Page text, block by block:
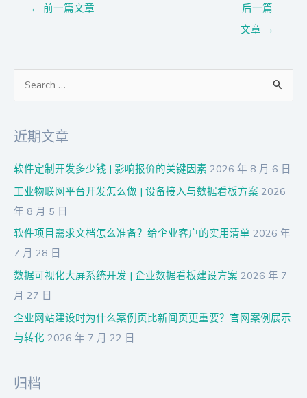
← 前一篇文章
后一篇
文章 →
：
近期文章
软件定制开发多少钱 | 影响报价的关键因素 2026 年 8 月 6 日
工业物联网平台开发怎么做 | 设备接入与数据看板方案 2026
年 8 月 5 日
软件项目需求文档怎么准备？给企业客户的实用清单 2026 年
7 月 28 日
数据可视化大屏系统开发 | 企业数据看板建设方案 2026 年 7
月 27 日
企业网站建设时为什么案例页比新闻页更重要？官网案例展示
与转化 2026 年 7 月 22 日
归档